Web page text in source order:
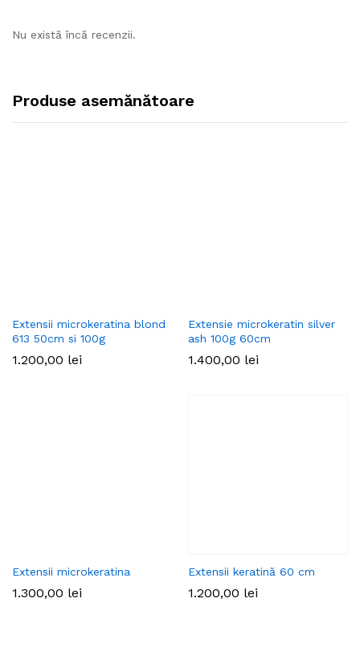
Nu există încă recenzii.
Produse asemănătoare
Extensii microkeratina blond
613 50cm si 100g
1.200,00 lei
Extensie microkeratin silver
ash 100g 60cm
1.400,00 lei
Extensii microkeratina
1.300,00 lei
Extensii keratină 60 cm
1.200,00 lei